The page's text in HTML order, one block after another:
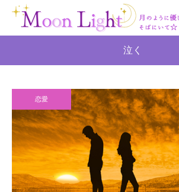
泣く
恋愛